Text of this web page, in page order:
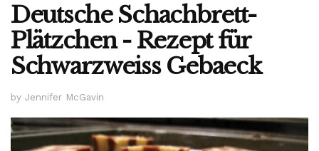
Deutsche Schachbrett-
Plätzchen - Rezept für
Schwarzweiss Gebaeck
by Jennifer McGavin